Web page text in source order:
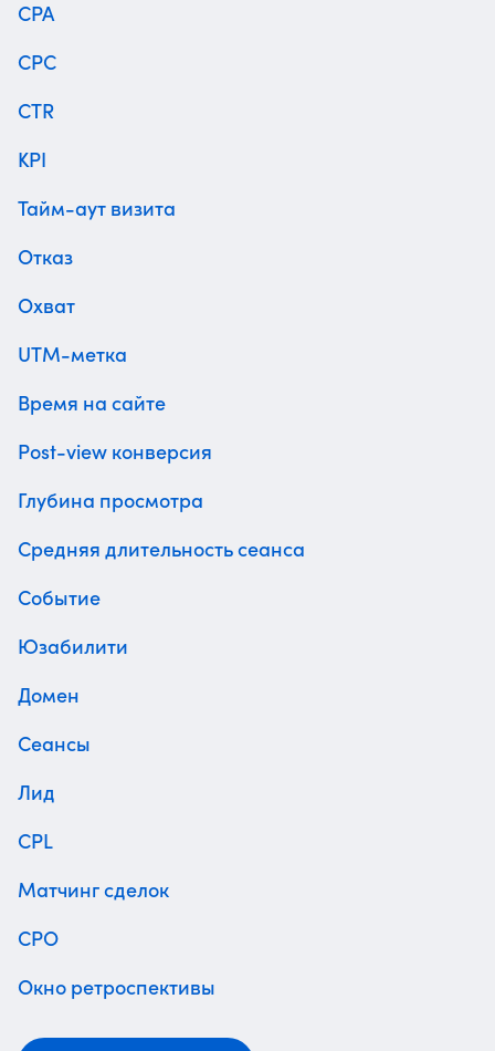
CPA
CPC
CTR
KPI
Тайм-аут визита
Отказ
Охват
UTM-метка
Время на сайте
Post-view конверсия
Глубина просмотра
Средняя длительность сеанса
Событие
Юзабилити
Домен
Cеансы
Лид
CPL
Матчинг сделок
CPO
Окно ретроспективы